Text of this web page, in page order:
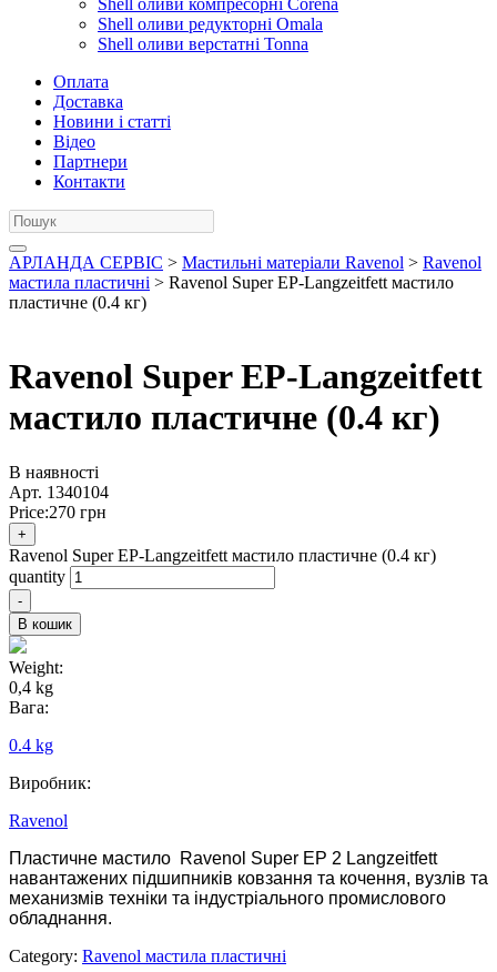
Shell оливи компресорні Corena
Shell оливи редукторні Omala
Shell оливи верстатні Tonna
Оплата
Доставка
Новини і статті
Відео
Партнери
Контакти
АРЛАНДА СЕРВІС > Мастильні матеріали Ravenol > Ravenol
мастила пластичні > Ravenol Super EP-Langzeitfett мастило
пластичне (0.4 кг)
Ravenol Super EP-Langzeitfett
мастило пластичне (0.4 кг)
В наявності
Арт. 1340104
Price:270 грн
+
Ravenol Super EP-Langzeitfett мастило пластичне (0.4 кг)
quantity
-
В кошик
Weight:
0,4 kg
Вага:
0.4 kg
Виробник:
Ravenol
Пластичне мастило Ravenol Super EP 2 Langzeitfett
навантажених підшипників ковзання та кочення, вузлів та
механизмів техніки та індустріального промислового
обладнання.
Category: Ravenol мастила пластичні